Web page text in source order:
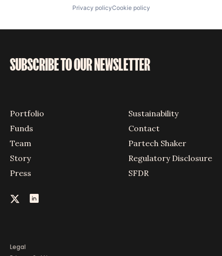
Privacy policyCookie policy
SUBSCRIBE TO OUR NEWSLETTER
Portfolio
Funds
Team
Story
Press
Sustainability
Contact
Partech Shaker
Regulatory Disclosure
SFDR
Legal